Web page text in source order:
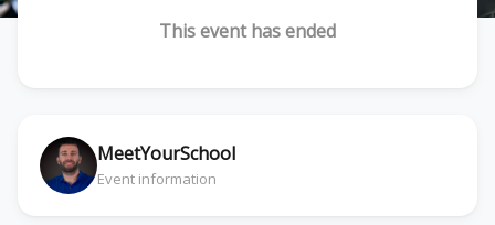
This event has ended
MeetYourSchool
Event information